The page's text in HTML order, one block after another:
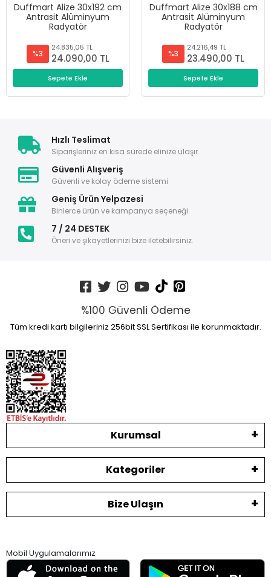
Duffmart Alize 30x192 cm
Antrasit Alüminyum
Radyatör
%3
24.835,05 TL
24.090,00 TL
Sepete Ekle
Duffmart Alize 30x188 cm
Antrasit Alüminyum
Radyatör
%3
24.216,49 TL
23.490,00 TL
Sepete Ekle
Hızlı Teslimat
Siparişleriniz en kısa sürede elinize ulaşır.
Güvenli Alışveriş
Güvenli ve kolay ödeme sistemi
Geniş Ürün Yelpazesi
Binlerce ürün ve kampanya seçeneği
7 / 24 DESTEK
Öneri ve şikayetlerinizi bize iletebilirsiniz.
%100 Güvenli Ödeme
Tüm kredi kartı bilgileriniz 256bit SSL Sertifikası ile korunmaktadır.
Kurumsal
Kategoriler
Bize Ulaşın
Mobil Uygulamalarımız